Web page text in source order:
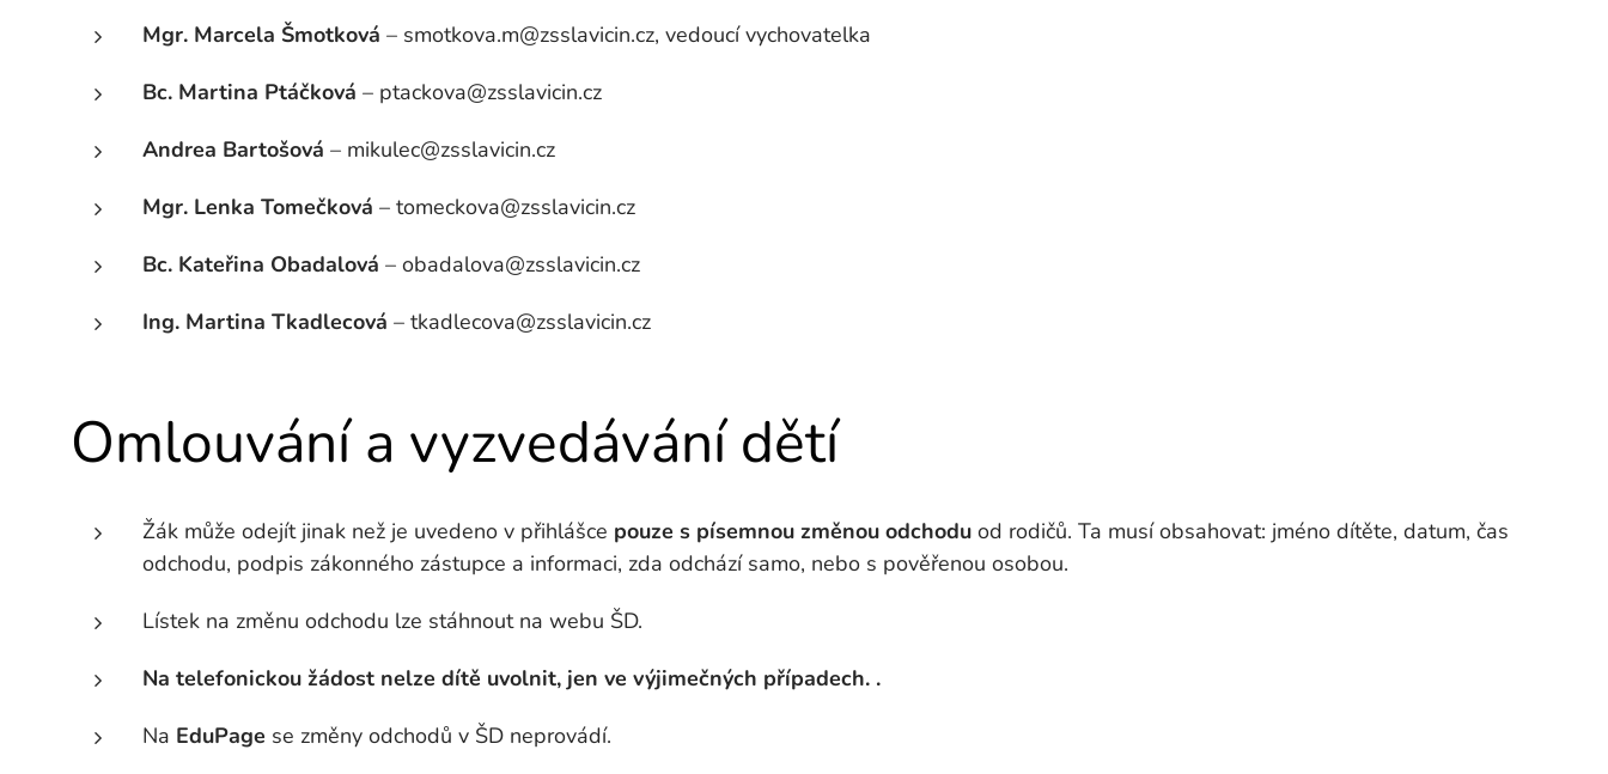
Mgr. Marcela Šmotková – smotkova.m@zsslavicin.cz, vedoucí vychovatelka
Bc. Martina Ptáčková – ptackova@zsslavicin.cz
Andrea Bartošová – mikulec@zsslavicin.cz
Mgr. Lenka Tomečková – tomeckova@zsslavicin.cz
Bc. Kateřina Obadalová – obadalova@zsslavicin.cz
Ing. Martina Tkadlecová – tkadlecova@zsslavicin.cz
Omlouvání a vyzvedávání dětí
Žák může odejít jinak než je uvedeno v přihlášce pouze s písemnou změnou odchoduod rodičů. Ta musí obsahovat: jméno dítěte, datum, čas
odchodu, podpis zákonného zástupce a informaci, zda odchází samo, nebo s pověřenou osobou.
Lístek na změnu odchodu lze stáhnout na webu ŠD.
Na telefonickou žádost nelze dítě uvolnit, jen ve výjimečných případech. .
Na EduPage se změny odchodů v ŠD neprovádí.